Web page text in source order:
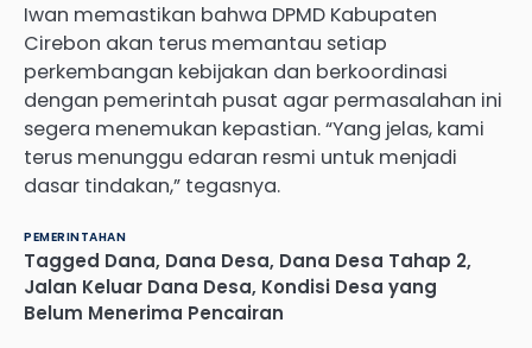
Iwan memastikan bahwa DPMD Kabupaten
Cirebon akan terus memantau setiap
perkembangan kebijakan dan berkoordinasi
dengan pemerintah pusat agar permasalahan ini
segera menemukan kepastian. “Yang jelas, kami
terus menunggu edaran resmi untuk menjadi
dasar tindakan,” tegasnya.
PEMERINTAHAN
Tagged Dana, Dana Desa, Dana Desa Tahap 2,
Jalan Keluar Dana Desa, Kondisi Desa yang
Belum Menerima Pencairan